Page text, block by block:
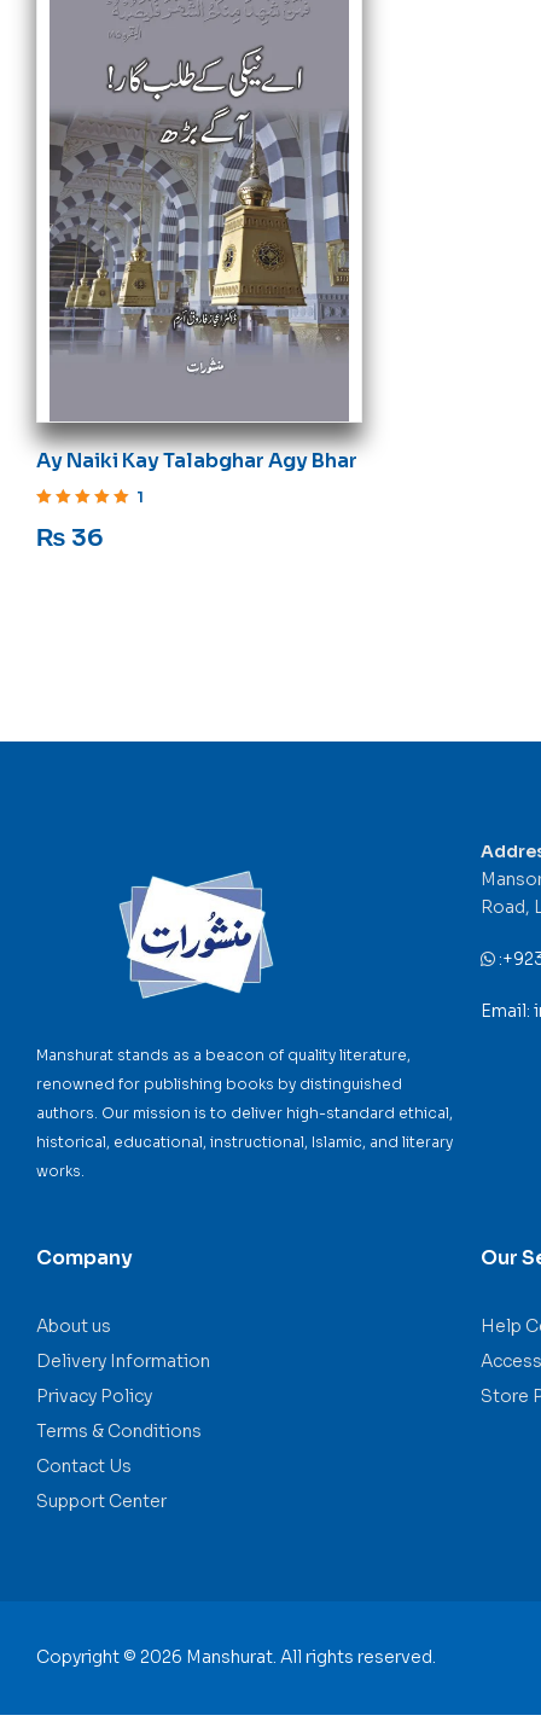
Ay Naiki Kay Talabghar Agy Bhar
1
₨ 36
Manshurat stands as a beacon of quality literature,
renowned for publishing books by distinguished
authors. Our mission is to deliver high-standard ethical,
historical, educational, instructional, Islamic, and literary
works.
Company
About us
Delivery Information
Privacy Policy
Terms & Conditions
Contact Us
Support Center
Our
Help
Store
Road,
:
Email:
Copyright © 2026 Manshurat. All rights reserved.